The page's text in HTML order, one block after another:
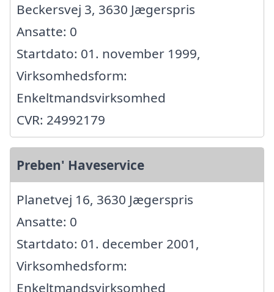
Beckersvej 3, 3630 Jægerspris
Ansatte: 0
Startdato: 01. november 1999,
Virksomhedsform:
Enkeltmandsvirksomhed
CVR: 24992179
Preben' Haveservice
Planetvej 16, 3630 Jægerspris
Ansatte: 0
Startdato: 01. december 2001,
Virksomhedsform:
Enkeltmandsvirksomhed